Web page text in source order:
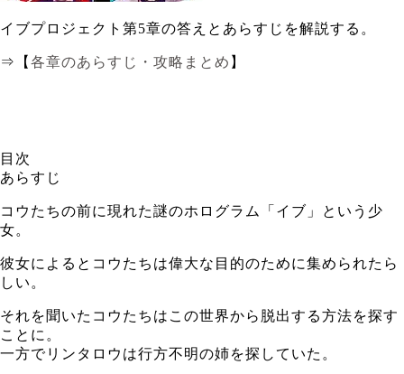
イブプロジェクト第5章の答えとあらすじを解説する。
⇒【 各章のあらすじ・攻略まとめ 】
目次
あらすじ
コウたちの前に現れた謎のホログラム「イブ」という少
女。
彼女によるとコウたちは偉大な目的のために集められたら
しい。
それを聞いたコウたちはこの世界から脱出する方法を探す
ことに。
一方でリンタロウは行方不明の姉を探していた。